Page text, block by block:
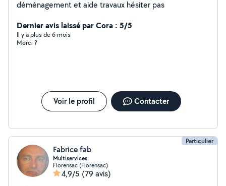
déménagement et aide travaux hésiter pas
Dernier avis laissé par Cora : 5/5
Il y a plus de 6 mois
Merci ?
Voir le profil Contacter
Particulier
Fabrice fab
Multiservices
Florensac (Florensac)
4,9/5 (79 avis)